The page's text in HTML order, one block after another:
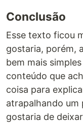
Conclusão
Esse texto ficou
gostaria, porém,
bem mais
conteúdo que
coisa para
atrapalhando um
gostaria de